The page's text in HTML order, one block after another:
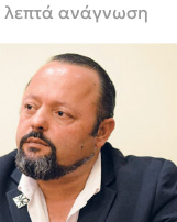
λεπτά ανάγνωση